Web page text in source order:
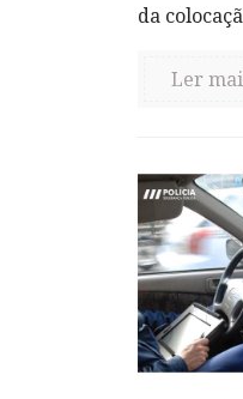
da
Ler